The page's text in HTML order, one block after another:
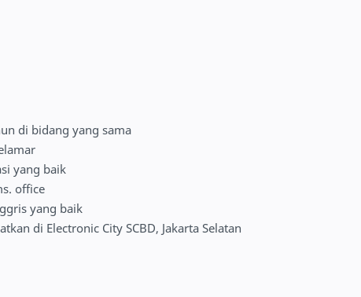
di bidang yang sama
yang baik
office
yang baik
di Electronic City SCBD, Jakarta Selatan